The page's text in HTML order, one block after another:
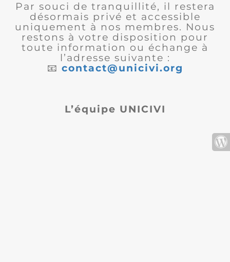
Par souci de tranquillité, il restera
désormais privé et accessible
uniquement à nos membres. Nous
restons à votre disposition pour
toute information ou échange à
l’adresse suivante :
📧 contact@unicivi.org
L’équipe UNICIVI